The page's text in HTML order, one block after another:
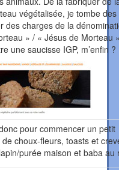
végétalisée, je tombe
des charges de la
» / « Jésus de Morteau
une saucisse IGP, m’enfin ?
pour commencer un petit
choux-fleurs, toasts et
purée maison et baba au